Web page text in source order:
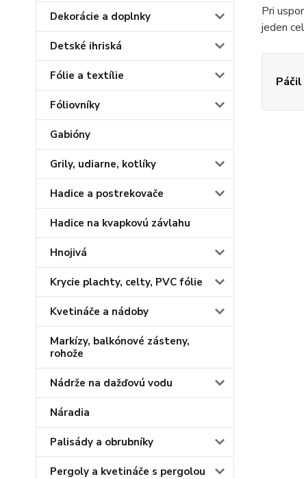
Dekorácie a doplnky
Detské ihriská
Fólie a textílie
Fóliovníky
Gabióny
Grily, udiarne, kotlíky
Hadice a postrekovače
Hadice na kvapkovú závlahu
Hnojivá
Krycie plachty, celty, PVC fólie
Kvetináče a nádoby
Markízy, balkónové zásteny,
rohože
Nádrže na dažďovú vodu
Náradia
Palisády a obrubníky
Pergoly a kvetináče s pergolou
Pri
jeden